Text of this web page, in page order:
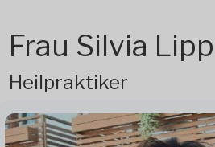
Frau Silvia
Heilpraktiker